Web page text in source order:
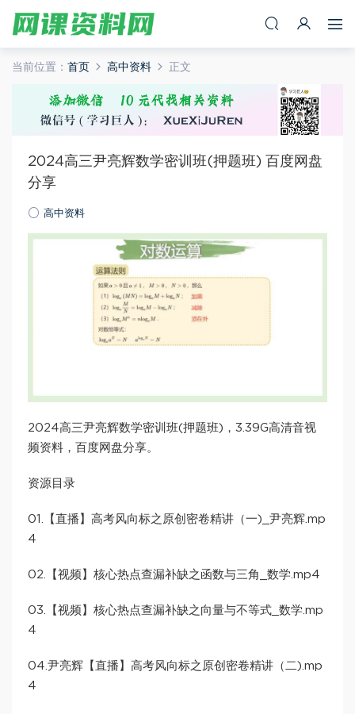
当前位置： 首页 高中资料 正文
2024高三尹亮辉数学密训班(押题班) 百度网盘
分享
高中资料
2024高三尹亮辉数学密训班(押题班)，3.39G高清音视
频资料，百度网盘分享。
资源目录
01.【直播】高考风向标之原创密卷精讲（一)_尹亮辉.mp
4
02.【视频】核心热点查漏补缺之函数与三角_数学.mp4
03.【视频】核心热点查漏补缺之向量与不等式_数学.mp
4
04.尹亮辉【直播】高考风向标之原创密卷精讲（二).mp
4